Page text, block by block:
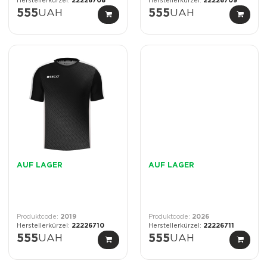
555UAH 555UAH
AUF LAGER
2019
22226710
555UAH
AUF LAGER
2026
22226711
555UAH